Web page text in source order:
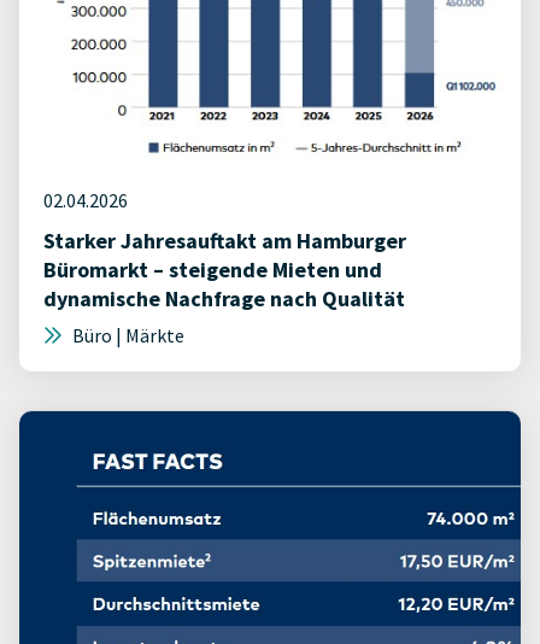
02.04.2026
Starker Jahresauftakt am Hamburger
Büromarkt – steigende Mieten und
dynamische Nachfrage nach Qualität
Büro | Märkte